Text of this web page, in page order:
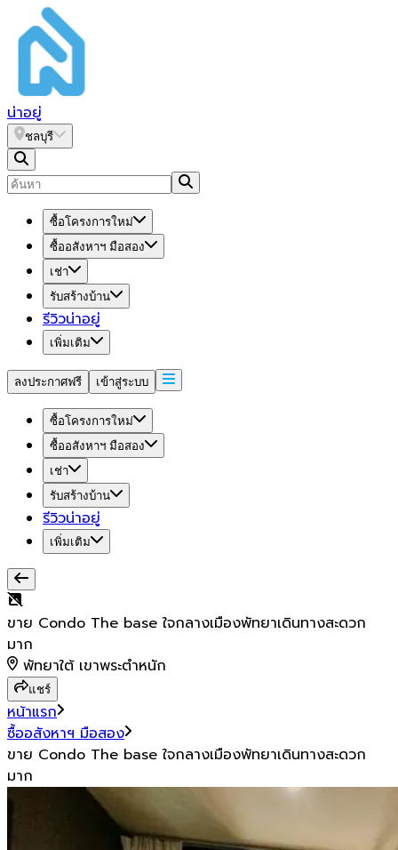
น่าอยู่
ชลบุรี
ซื้อโครงการใหม่
ซื้ออสังหาฯ มือสอง
เช่า
รับสร้างบ้าน
รีวิวน่าอยู่
เพิ่มเติม
ลงประกาศฟรี เข้าสู่ระบบ
ซื้อโครงการใหม่
ซื้ออสังหาฯ มือสอง
เช่า
รับสร้างบ้าน
รีวิวน่าอยู่
เพิ่มเติม
ขาย Condo The base ใจกลางเมืองพัทยาเดินทางสะดวก
มาก
พัทยาใต้ เขาพระตำหนัก
แชร์
หน้าแรก
ซื้ออสังหาฯ มือสอง
ขาย Condo The base ใจกลางเมืองพัทยาเดินทางสะดวก
มาก